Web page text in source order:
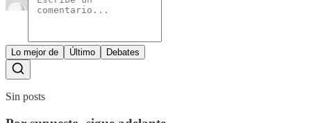
Lo mejor de Último Debates
Sin posts